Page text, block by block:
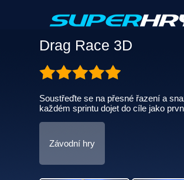
Drag Race 3D
Soustřeďte se na přesné řazení a
každém sprintu dojet do cíle jako
Závodní hry